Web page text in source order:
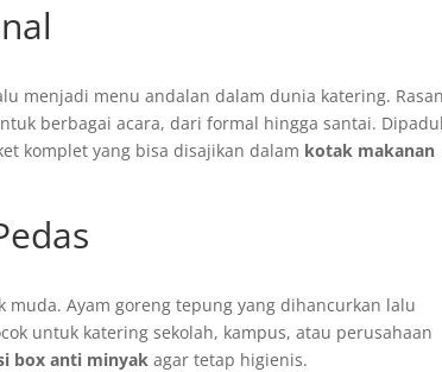
menjadi menu andalan dalam dunia katering.
berbagai acara, dari formal hingga santai.
komplet yang bisa disajikan dalam kotak makanan
Ayam goreng tepung yang dihancurkan lalu
untuk katering sekolah, kampus, atau perusahaan
box anti minyak agar tetap higienis.